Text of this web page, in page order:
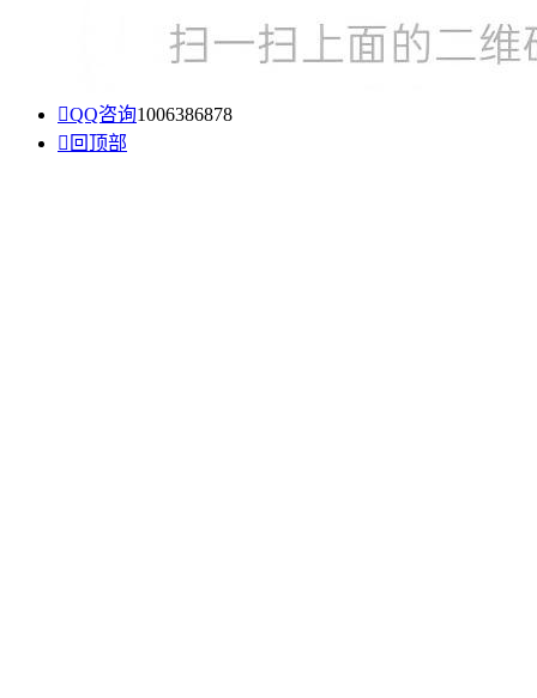
QQ咨询1006386878
 回顶部